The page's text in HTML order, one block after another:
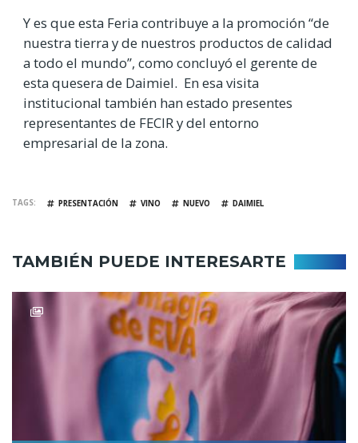
Y es que esta Feria contribuye a la promoción “de
nuestra tierra y de nuestros productos de calidad
a todo el mundo”, como concluyó el gerente de
esta quesera de Daimiel. En esa visita
institucional también han estado presentes
representantes de FECIR y del entorno
empresarial de la zona.
TAGS PRESENTACIÓN VINO NUEVO DAIMIEL
TAMBIÉN PUEDE INTERESARTE